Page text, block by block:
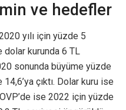
ve hedefler
yılı için yüzde 5
dolar kurunda 6 TL
sonunda büyüme yüzde
çıktı. Dolar kuru ise
ise 2022 için yüzde